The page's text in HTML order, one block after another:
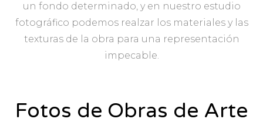
un fondo determinado, y en nuestro estudio
fotográfico podemos realzar los materiales y las
texturas de la obra para una representación
impecable.
Fotos de Obras de Arte